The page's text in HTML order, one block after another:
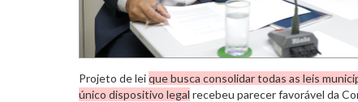
Projeto de leique busca consolidar todas as leis
único dispositivo legal recebeu parecer favorável da